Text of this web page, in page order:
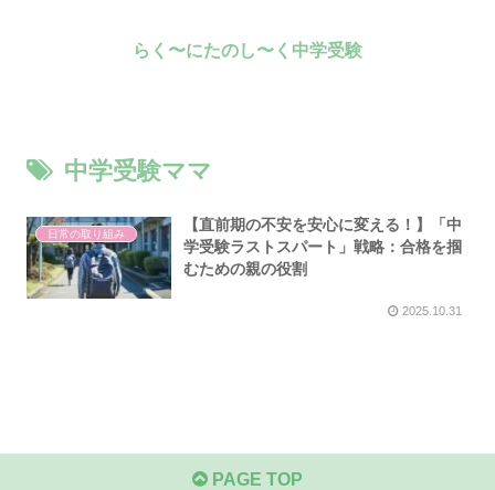
らく〜にたのし〜く中学受験
中学受験ママ
日常の取り組み
【直前期の不安を安心に変える！】「中
学受験ラストスパート」戦略：合格を掴
むための親の役割
2025.10.31
PAGE TOP